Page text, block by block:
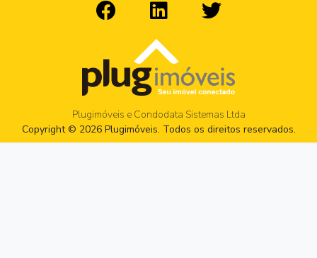
Plugimóveis e Condodata Sistemas Ltda
Copyright © 2026 Plugimóveis. Todos os direitos reservados.